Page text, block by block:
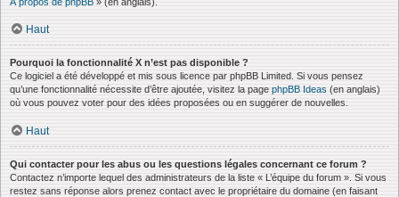
Haut
Pourquoi la fonctionnalité X n’est pas disponible ?
Ce logiciel a été développé et mis sous licence par phpBB Limited. Si vous pensez
qu’une fonctionnalité nécessite d’être ajoutée, visitez la page phpBB Ideas (en anglais)
où vous pouvez voter pour des idées proposées ou en suggérer de nouvelles.
Haut
Qui contacter pour les abus ou les questions légales concernant ce forum ?
Contactez n’importe lequel des administrateurs de la liste « L’équipe du forum ». Si vous
restez sans réponse alors prenez contact avec le propriétaire du domaine (en faisant